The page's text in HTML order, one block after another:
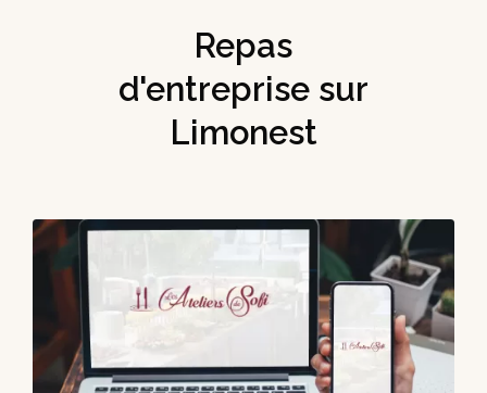
Repas
d'entreprise sur
Limonest